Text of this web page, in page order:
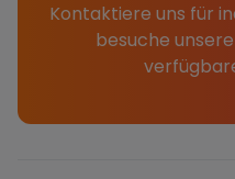
Kontaktiere uns für
besuche